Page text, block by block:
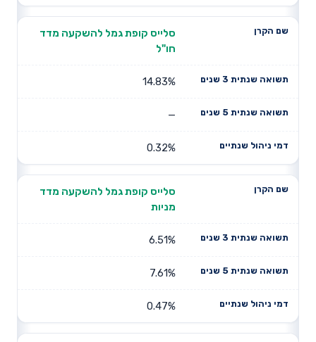
סלייס קופת גמל להשקעה מדד
חו"ל
14.83%
—
0.32%
סלייס קופת גמל להשקעה מדד
מניות
6.51%
7.61%
0.47%